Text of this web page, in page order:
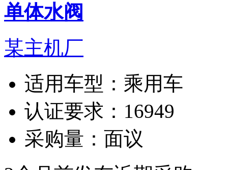
单体水阀
某主机厂
适用车型： 乘用车
认证要求： 16949
采购量： 面议